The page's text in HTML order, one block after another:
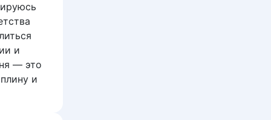
и
— это
и